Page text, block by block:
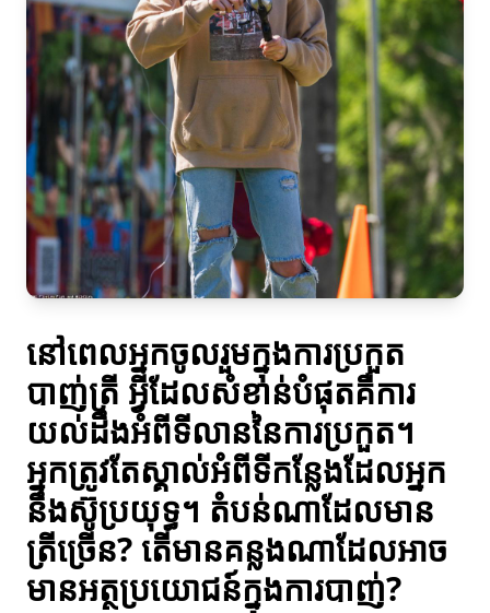
នៅពេលអ្នកចូលរួមក្នុងការប្រកួត
បាញ់ត្រី អ្វីដែលសំខាន់បំផុតគឺការ
យល់ដឹងអំពីទីលាននៃការប្រកួត។
អ្នកត្រូវតែស្គាល់អំពីទីកន្លែងដែលអ្នក
នឹងស៊ូប្រយុទ្ធ។ តំបន់ណាដែលមាន
ត្រីច្រើន? តើមានគន្លងណាដែលអាច
មានអត្ថប្រយោជន៍ក្នុងការបាញ់?